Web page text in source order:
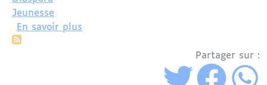
Jeunesse
En savoir plus
Partager sur :